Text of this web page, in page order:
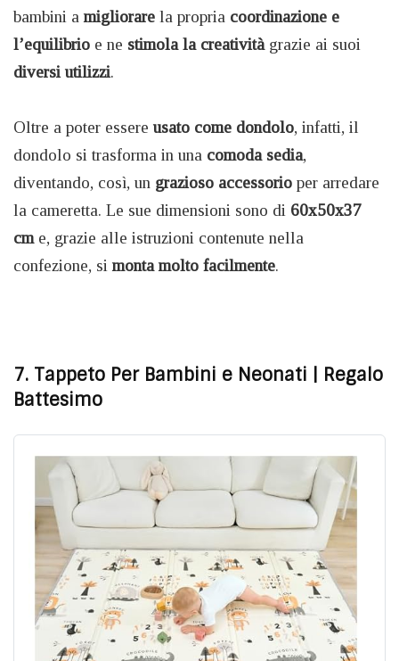
bambini a migliorare la propria coordinazione e
l’equilibrio e ne stimola la creativitàgrazie ai suoi
diversi utilizzi.
Oltre a poter essere usato come dondolo, infatti, il
dondolo si trasforma in una comoda sedia,
diventando, così, un grazioso accessorio per arredare
la cameretta. Le sue dimensioni sono di 60x50x37
cme, grazie alle istruzioni contenute nella
confezione, si monta molto facilmente.
7. Tappeto Per Bambini e Neonati
| Regalo
Battesimo